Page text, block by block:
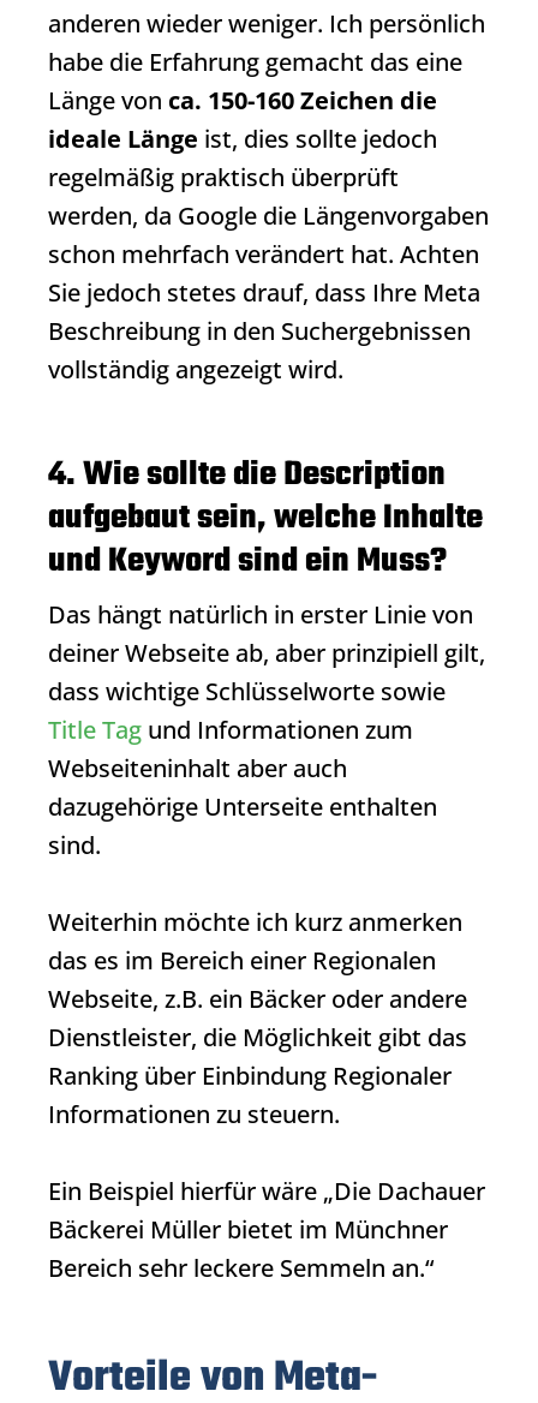
anderen wieder weniger. Ich persönlich
habe die Erfahrung gemacht das eine
Länge von ca. 150-160 Zeichen die
ideale Länge ist, dies sollte jedoch
regelmäßig praktisch überprüft
werden, da Google die Längenvorgaben
schon mehrfach verändert hat. Achten
Sie jedoch stetes drauf, dass Ihre Meta
Beschreibung in den Suchergebnissen
vollständig angezeigt wird.
4. Wie sollte die Description
aufgebaut sein, welche Inhalte
und Keyword sind ein Muss?
Das hängt natürlich in erster Linie von
deiner Webseite ab, aber prinzipiell gilt,
dass wichtige Schlüsselworte sowie
Title Tag und Informationen zum
Webseiteninhalt aber auch
dazugehörige Unterseite enthalten
sind.
Weiterhin möchte ich kurz anmerken
das es im Bereich einer Regionalen
Webseite, z.B. ein Bäcker oder andere
Dienstleister, die Möglichkeit gibt das
Ranking über Einbindung Regionaler
Informationen zu steuern.
Ein Beispiel hierfür wäre „Die Dachauer
Bäckerei Müller bietet im Münchner
Bereich sehr leckere Semmeln an.“
Vorteile von Meta-